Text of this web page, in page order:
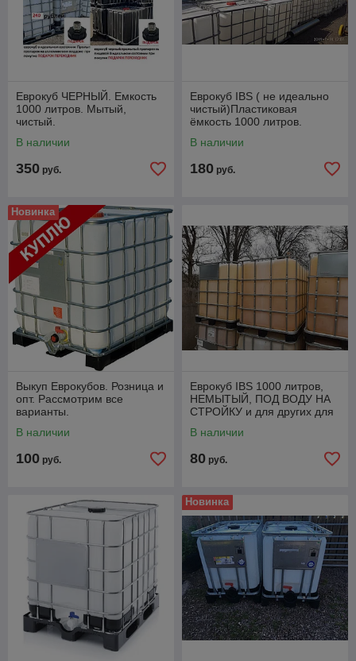
Еврокуб ЧЕРНЫЙ. Емкость
1000 литров. Мытый,
чистый.
В наличии
350 руб.
Еврокуб IBS ( не идеально
чистый)Пластиковая
ёмкость 1000 литров.
В наличии
180 руб.
Новинка
Выкуп Еврокубов. Розница и
опт. Рассмотрим все
варианты.
В наличии
100 руб.
Еврокуб IBS 1000 литров,
НЕМЫТЫЙ, ПОД ВОДУ НА
СТРОЙКУ и для других для
В наличии
80 руб.
Новинка